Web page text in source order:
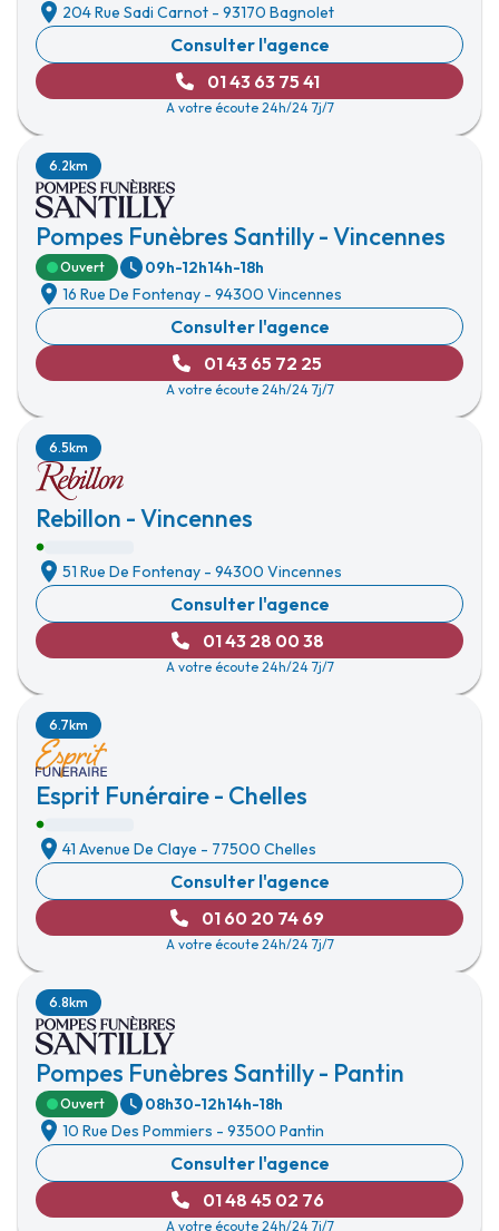
204 Rue Sadi Carnot - 93170 Bagnolet
Consulter l'agence
01 43 63 75 41
A votre écoute 24h/24 7j/7
Pompes Funèbres Santilly - Vincennes
6.2km
Ouvert 09h-12h14h-18h
16 Rue De Fontenay - 94300 Vincennes
Consulter l'agence
01 43 65 72 25
A votre écoute 24h/24 7j/7
Rebillon - Vincennes
6.5km
51 Rue De Fontenay - 94300 Vincennes
Consulter l'agence
01 43 28 00 38
A votre écoute 24h/24 7j/7
Esprit Funéraire - Chelles
6.7km
41 Avenue De Claye - 77500 Chelles
Consulter l'agence
01 60 20 74 69
A votre écoute 24h/24 7j/7
Pompes Funèbres Santilly - Pantin
6.8km
Ouvert 08h30-12h14h-18h
10 Rue Des Pommiers - 93500 Pantin
Consulter l'agence
01 48 45 02 76
A votre écoute 24h/24 7j/7